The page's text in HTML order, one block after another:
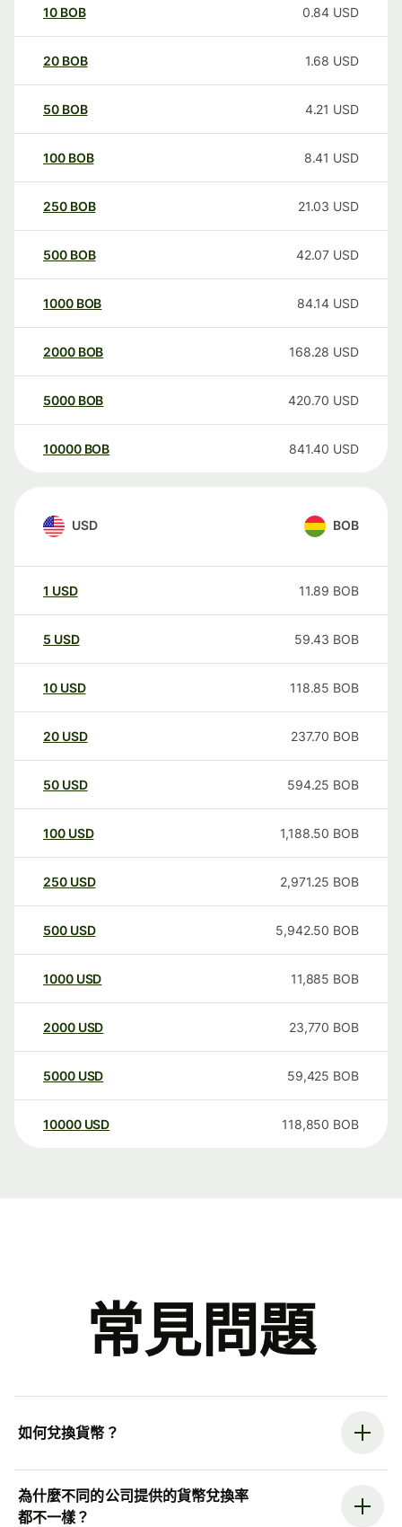
10 BOB 0.84 USD
20 BOB 1.68 USD
50 BOB 4.21 USD
100 BOB 8.41 USD
250 BOB 21.03 USD
500 BOB 42.07 USD
1000 BOB 84.14 USD
2000 BOB 168.28 USD
5000 BOB 420.70 USD
10000 BOB 841.40 USD
USD BOB
1 USD 11.89 BOB
5 USD 59.43 BOB
10 USD 118.85 BOB
20 USD 237.70 BOB
50 USD 594.25 BOB
100 USD 1,188.50 BOB
250 USD 2,971.25 BOB
500 USD 5,942.50 BOB
1000 USD 11,885 BOB
2000 USD 23,770 BOB
5000 USD 59,425 BOB
10000 USD 118,850 BOB
常見問題
如何兌換貨幣？
為什麼不同的公司提供的貨幣兌換率
都不一樣？